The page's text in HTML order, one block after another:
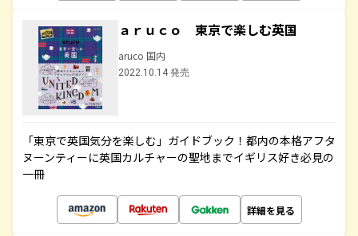
ａｒｕｃｏ 東京で楽しむ英国
aruco 国内
2022.10.14 発売
「東京で英国気分を楽しむ」ガイドブック！都内の本格アフタ
ヌーンティーに英国カルチャーの聖地までイギリス好き必見の
一冊
詳細を見る